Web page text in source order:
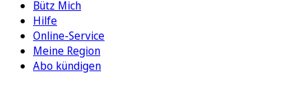
Bütz Mich
Hilfe
Online-Service
Meine Region
Abo kündigen